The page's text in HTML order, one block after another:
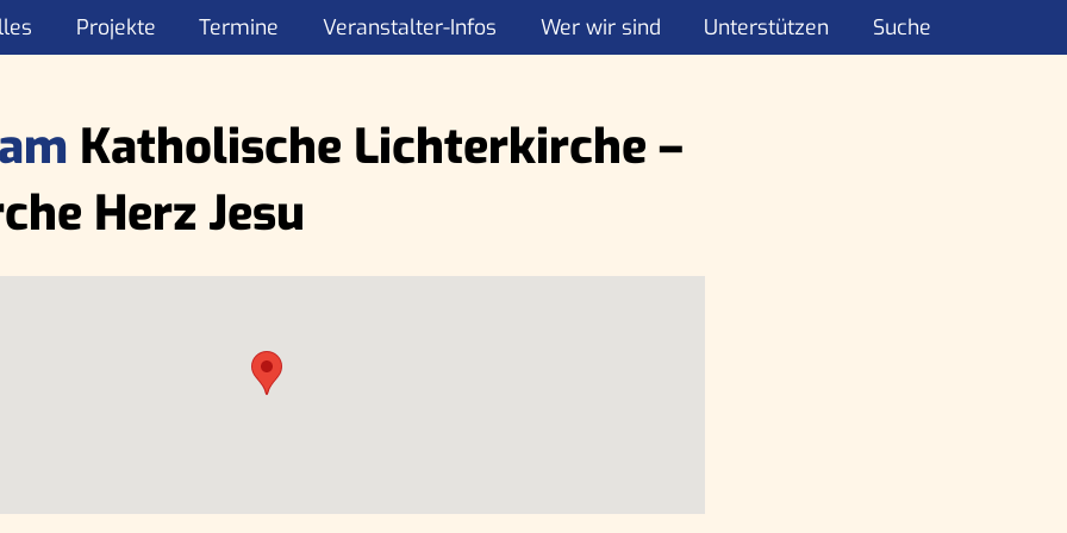
Projekte Termine Veranstalter-Infos Wer wir sind Unterstützen Suche
Katholische Lichterkirche –
Herz Jesu